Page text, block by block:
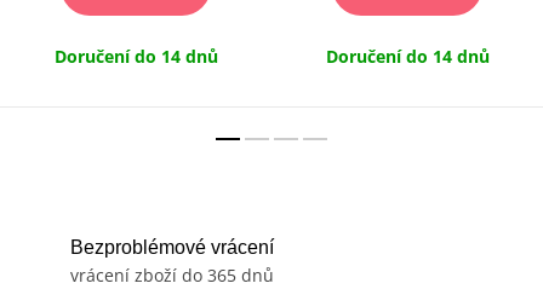
Doručení do 14 dnů Doručení do 14 dnů
Bezproblémové vrácení
vrácení zboží do 365 dnů